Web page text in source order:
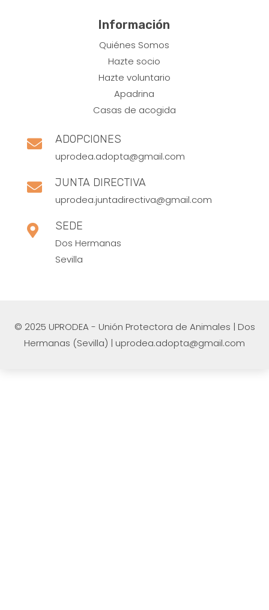
Información
Quiénes Somos
Hazte socio
Hazte voluntario
Apadrina
Casas de acogida
 ADOPCIONES
uprodea.adopta@gmail.com
 JUNTA DIRECTIVA
uprodea.juntadirectiva@gmail.com
 SEDE
Dos Hermanas
Sevilla
© 2025 UPRODEA - Unión Protectora de Animales | Dos
Hermanas (Sevilla) | uprodea.adopta@gmail.com